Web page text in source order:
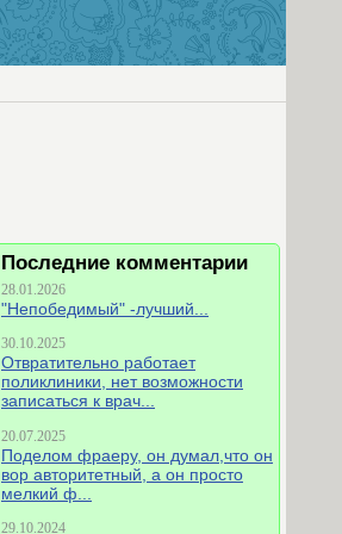
Последние комментарии
28.01.2026
"Непобедимый" -лучший...
30.10.2025
Отвратительно работает
поликлиники, нет возможности
записаться к врач...
20.07.2025
Поделом фраеру, он думал,что он
вор авторитетный, а он просто
мелкий ф...
29.10.2024